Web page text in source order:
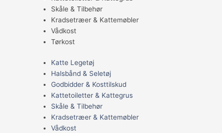
Skåle & Tilbehør
Kradsetræer & Kattemøbler
Vådkost
Tørkost
Katte Legetøj
Halsbånd & Seletøj
Godbidder & Kosttilskud
Kattetoiletter & Kattegrus
Skåle & Tilbehør
Kradsetræer & Kattemøbler
Vådkost